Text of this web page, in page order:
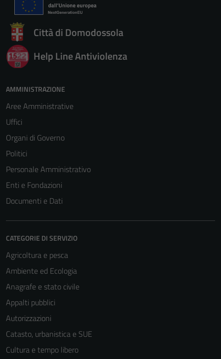
Città di Domodossola
Help Line Antiviolenza
AMMINISTRAZIONE
Aree Amministrative
Uffici
Organi di Governo
Politici
Personale Amministrativo
Enti e Fondazioni
Documenti e Dati
CATEGORIE DI SERVIZIO
Agricoltura e pesca
Ambiente ed Ecologia
Anagrafe e stato civile
Appalti pubblici
Autorizzazioni
Catasto, urbanistica e SUE
Cultura e tempo libero